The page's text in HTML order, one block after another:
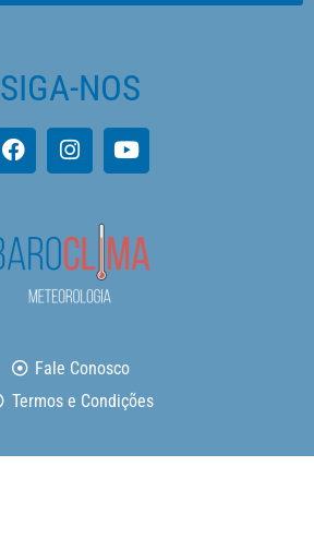
SIGA-NOS
Fale Conosco
Termos e Condições